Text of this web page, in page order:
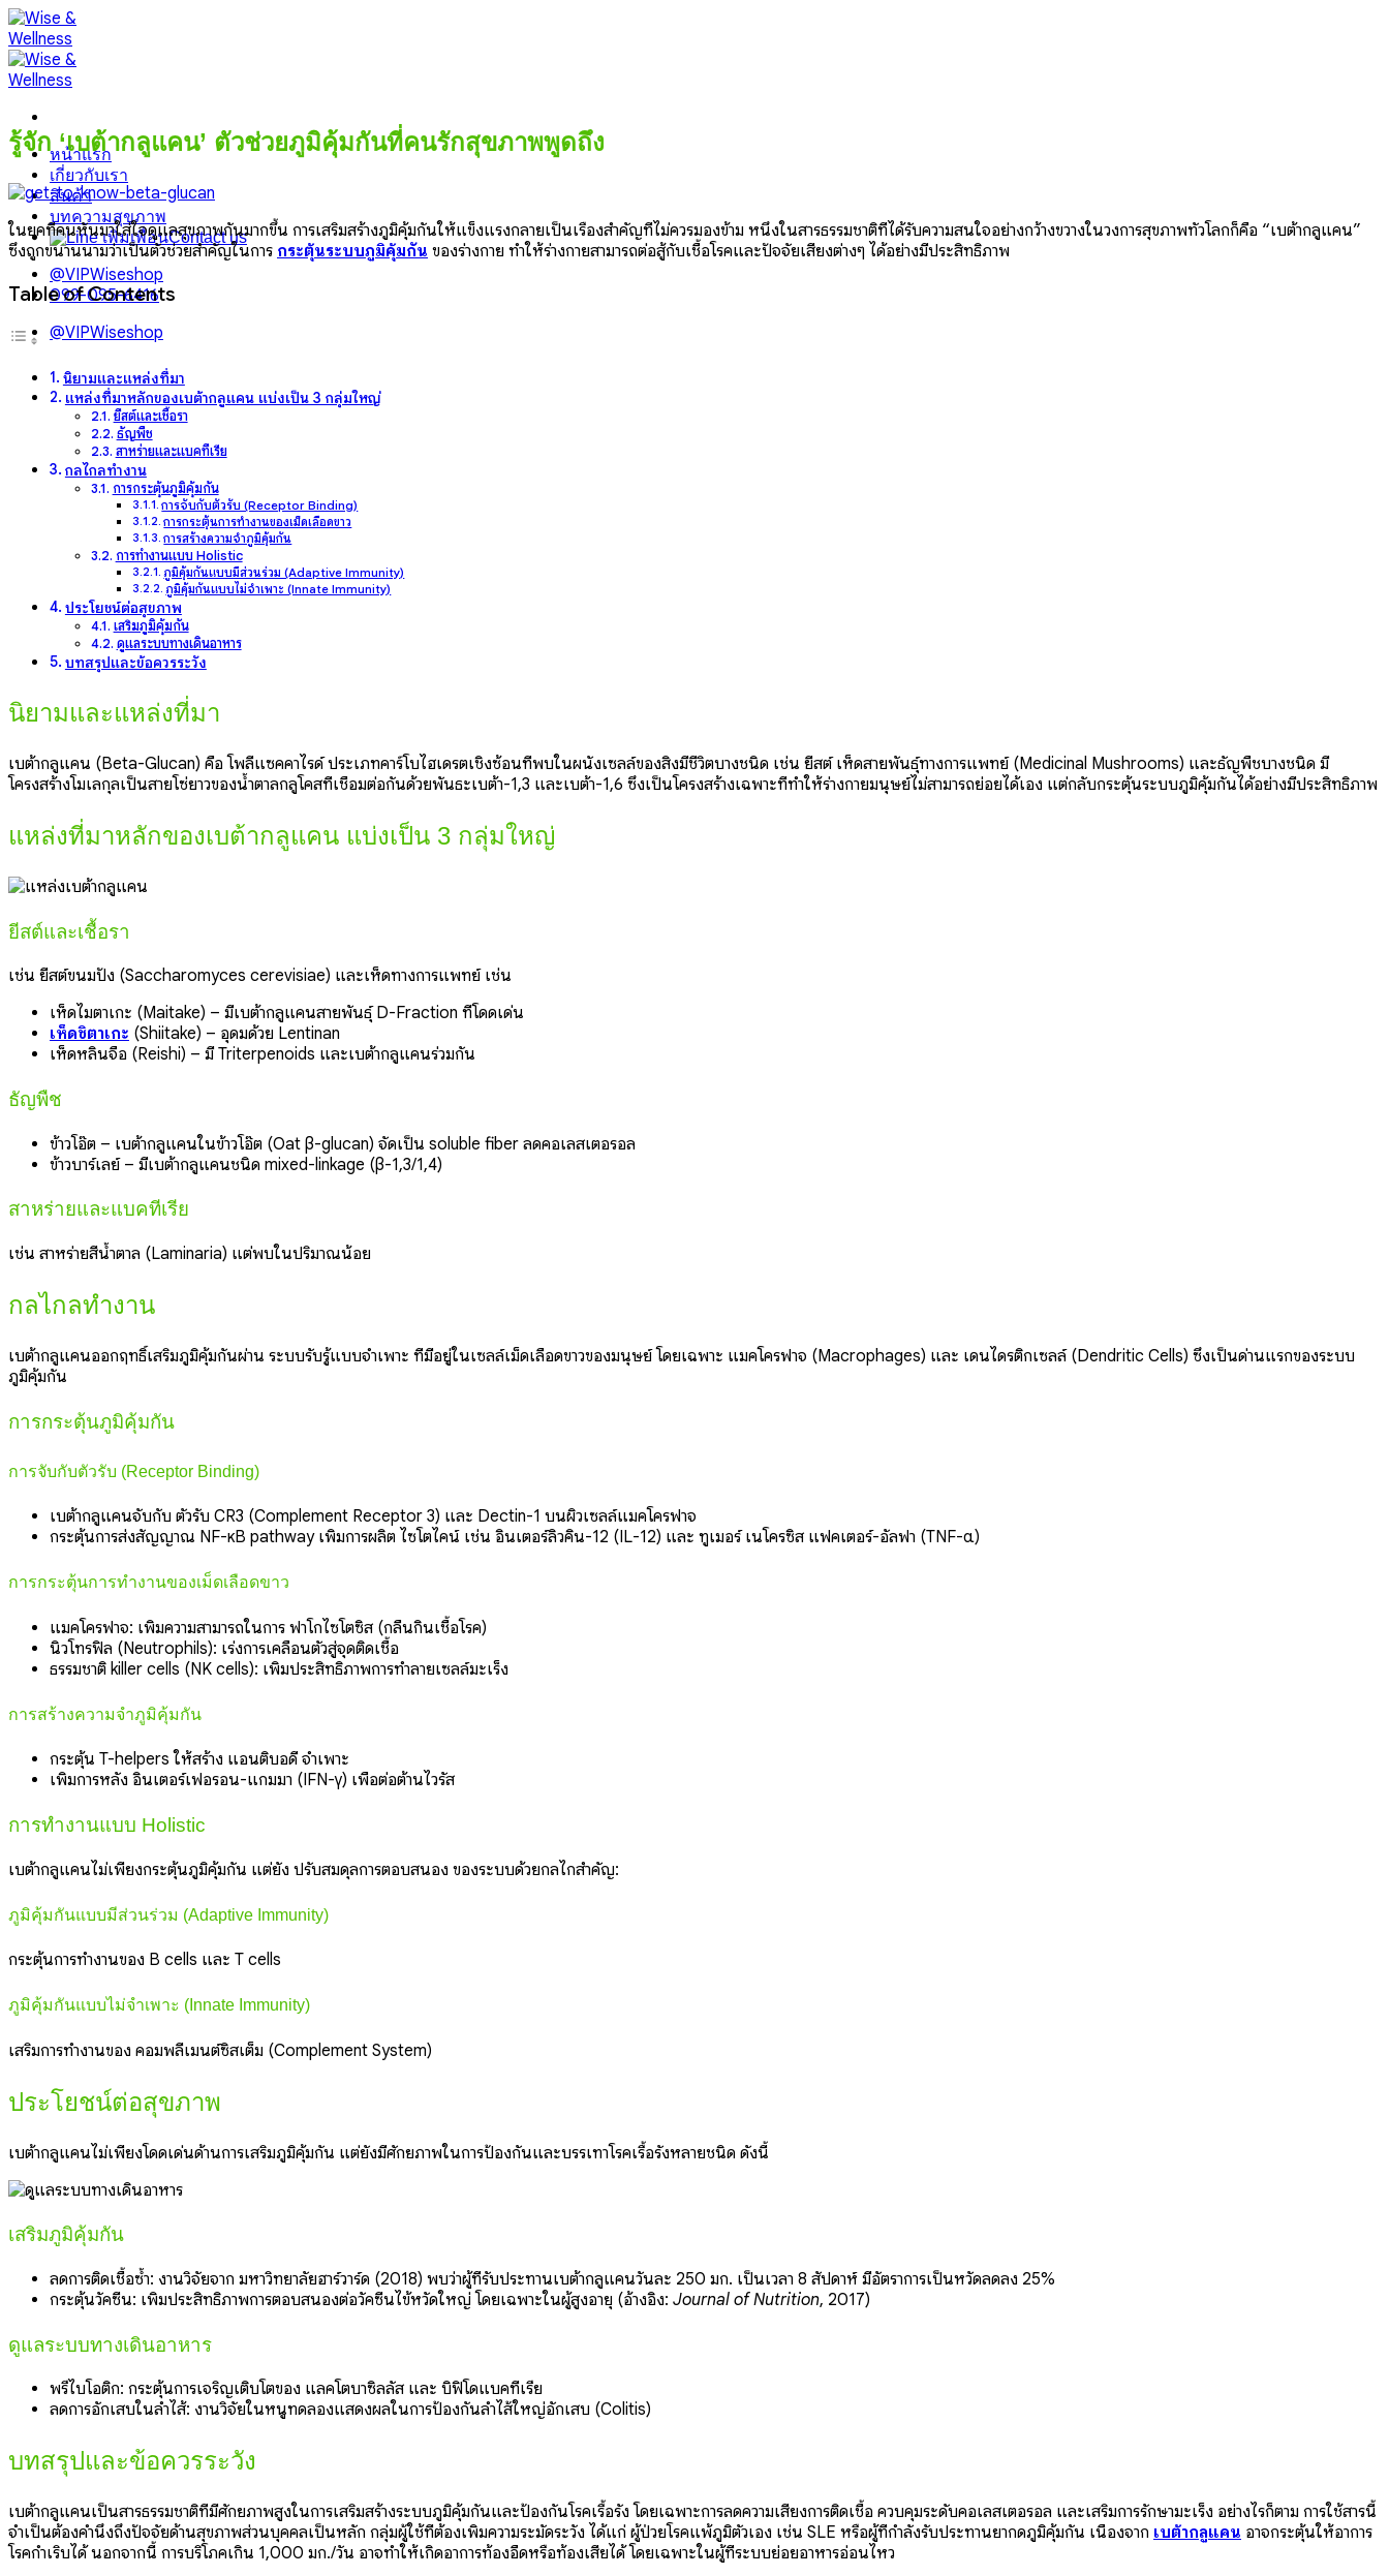
Skip
to
content
หน้าแรก
เกี่ยวกับเรา
สินค้า
บทความสุขภาพ
Contact us
@VIPWiseshop
099-095-6416
@VIPWiseshop
รู้จัก ‘เบต้ากลูแคน’ ตัวช่วยภูมิคุ้มกันที่คนรักสุขภาพพูดถึง
ในยุคที่คนหันมาใส่ใจดูแลสุขภาพกันมากขึ้น การเสริมสร้างภูมิคุ้มกันให้แข็งแรงกลายเป็นเรื่องสำคัญที่ไม่ควรมองข้าม หนึ่งในสารธรรมชาติที่ได้รับความสนใจอย่างกว้างขวางในวงการสุขภาพทั่วโลกก็คือ “เบต้ากลูแคน”
ซึ่งถูกขนานนามว่าเป็นตัวช่วยสำคัญในการ กระตุ้นระบบภูมิคุ้มกัน ของร่างกาย ทำให้ร่างกายสามารถต่อสู้กับเชื้อโรคและปัจจัยเสี่ยงต่างๆ ได้อย่างมีประสิทธิภาพ
Table of Contents
นิยามและแหล่งที่มา
แหล่งที่มาหลักของเบต้ากลูแคน แบ่งเป็น 3 กลุ่มใหญ่
ยีสต์และเชื้อรา
ธัญพืช
สาหร่ายและแบคทีเรีย
กลไกลทำงาน
การกระตุ้นภูมิคุ้มกัน
การจับกับตัวรับ (Receptor Binding)
การกระตุ้นการทำงานของเม็ดเลือดขาว
การสร้างความจำภูมิคุ้มกัน
การทำงานแบบ Holistic
ภูมิคุ้มกันแบบมีส่วนร่วม (Adaptive Immunity)
ภูมิคุ้มกันแบบไม่จำเพาะ (Innate Immunity)
ประโยชน์ต่อสุขภาพ
เสริมภูมิคุ้มกัน
ดูแลระบบทางเดินอาหาร
บทสรุปและข้อควรระวัง
นิยามและแหล่งที่มา
เบต้ากลูแคน (Beta-Glucan) คือ โพลีแซคคาไรด์ ประเภทคาร์โบไฮเดรตเชิงซ้อนที่พบในผนังเซลล์ของสิ่งมีชีวิตบางชนิด เช่น ยีสต์ เห็ดสายพันธุ์ทางการแพทย์ (Medicinal Mushrooms) และธัญพืชบางชนิด มี
โครงสร้างโมเลกุลเป็นสายโซ่ยาวของน้ำตาลกลูโคสที่เชื่อมต่อกันด้วยพันธะเบต้า-1,3 และเบต้า-1,6 ซึ่งเป็นโครงสร้างเฉพาะที่ทำให้ร่างกายมนุษย์ไม่สามารถย่อยได้เอง แต่กลับกระตุ้นระบบภูมิคุ้มกันได้อย่างมีประสิทธิภาพ
แหล่งที่มาหลักของเบต้ากลูแคน แบ่งเป็น 3 กลุ่มใหญ่
ยีสต์และเชื้อรา
เช่น ยีสต์ขนมปัง (Saccharomyces cerevisiae) และเห็ดทางการแพทย์ เช่น
เห็ดไมตาเกะ (Maitake) – มีเบต้ากลูแคนสายพันธุ์ D-Fraction ที่โดดเด่น
เห็ดชิตาเกะ (Shiitake) – อุดมด้วย Lentinan
เห็ดหลินจือ (Reishi) – มี Triterpenoids และเบต้ากลูแคนร่วมกัน
ธัญพืช
ข้าวโอ๊ต – เบต้ากลูแคนในข้าวโอ๊ต (Oat β-glucan) จัดเป็น soluble fiber ลดคอเลสเตอรอล
ข้าวบาร์เลย์ – มีเบต้ากลูแคนชนิด mixed-linkage (β-1,3/1,4)
สาหร่ายและแบคทีเรีย
เช่น สาหร่ายสีน้ำตาล (Laminaria) แต่พบในปริมาณน้อย
กลไกลทำงาน
เบต้ากลูแคนออกฤทธิ์เสริมภูมิคุ้มกันผ่าน ระบบรับรู้แบบจำเพาะ ที่มีอยู่ในเซลล์เม็ดเลือดขาวของมนุษย์ โดยเฉพาะ แมคโครฟาจ (Macrophages) และ เดนไดรติกเซลล์ (Dendritic Cells) ซึ่งเป็นด่านแรกของระบบ
ภูมิคุ้มกัน
การกระตุ้นภูมิคุ้มกัน
การจับกับตัวรับ (Receptor Binding)
เบต้ากลูแคนจับกับ ตัวรับ CR3 (Complement Receptor 3) และ Dectin-1 บนผิวเซลล์แมคโครฟาจ
กระตุ้นการส่งสัญญาณ NF-κB pathway เพิ่มการผลิต ไซโตไคน์ เช่น อินเตอร์ลิวคิน-12 (IL-12) และ ทูเมอร์ เนโครซิส แฟคเตอร์-อัลฟา (TNF-α)
การกระตุ้นการทำงานของเม็ดเลือดขาว
แมคโครฟาจ: เพิ่มความสามารถในการ ฟาโกไซโตซิส (กลืนกินเชื้อโรค)
นิวโทรฟิล (Neutrophils): เร่งการเคลื่อนตัวสู่จุดติดเชื้อ
ธรรมชาติ killer cells (NK cells): เพิ่มประสิทธิภาพการทำลายเซลล์มะเร็ง
การสร้างความจำภูมิคุ้มกัน
กระตุ้น T-helpers ให้สร้าง แอนติบอดี จำเพาะ
เพิ่มการหลั่ง อินเตอร์เฟอรอน-แกมมา (IFN-γ) เพื่อต่อต้านไวรัส
การทำงานแบบ Holistic
เบต้ากลูแคนไม่เพียงกระตุ้นภูมิคุ้มกัน แต่ยัง ปรับสมดุลการตอบสนอง ของระบบด้วยกลไกสำคัญ:
ภูมิคุ้มกันแบบมีส่วนร่วม (Adaptive Immunity)
กระตุ้นการทำงานของ B cells และ T cells
ภูมิคุ้มกันแบบไม่จำเพาะ (Innate Immunity)
เสริมการทำงานของ คอมพลีเมนต์ซิสเต็ม (Complement System)
ประโยชน์ต่อสุขภาพ
เบต้ากลูแคนไม่เพียงโดดเด่นด้านการเสริมภูมิคุ้มกัน แต่ยังมีศักยภาพในการป้องกันและบรรเทาโรคเรื้อรังหลายชนิด ดังนี้
เสริมภูมิคุ้มกัน
ลดการติดเชื้อซ้ำ: งานวิจัยจาก มหาวิทยาลัยฮาร์วาร์ด (2018) พบว่าผู้ที่รับประทานเบต้ากลูแคนวันละ 250 มก. เป็นเวลา 8 สัปดาห์ มีอัตราการเป็นหวัดลดลง 25%
กระตุ้นวัคซีน: เพิ่มประสิทธิภาพการตอบสนองต่อวัคซีนไข้หวัดใหญ่ โดยเฉพาะในผู้สูงอายุ (อ้างอิง: Journal of Nutrition, 2017)
ดูแลระบบทางเดินอาหาร
พรีไบโอติก: กระตุ้นการเจริญเติบโตของ แลคโตบาซิลลัส และ บิฟิโดแบคทีเรีย
ลดการอักเสบในลำไส้: งานวิจัยในหนูทดลองแสดงผลในการป้องกันลำไส้ใหญ่อักเสบ (Colitis)
บทสรุปและข้อควรระวัง
เบต้ากลูแคนเป็นสารธรรมชาติที่มีศักยภาพสูงในการเสริมสร้างระบบภูมิคุ้มกันและป้องกันโรคเรื้อรัง โดยเฉพาะการลดความเสี่ยงการติดเชื้อ ควบคุมระดับคอเลสเตอรอล และเสริมการรักษามะเร็ง อย่างไรก็ตาม การใช้สารนี้
จำเป็นต้องคำนึงถึงปัจจัยด้านสุขภาพส่วนบุคคลเป็นหลัก กลุ่มผู้ใช้ที่ต้องเพิ่มความระมัดระวัง ได้แก่ ผู้ป่วยโรคแพ้ภูมิตัวเอง เช่น SLE หรือผู้ที่กำลังรับประทานยากดภูมิคุ้มกัน เนื่องจาก เบต้ากลูแคน อาจกระตุ้นให้อาการ
โรคกำเริบได้ นอกจากนี้ การบริโภคเกิน 1,000 มก./วัน อาจทำให้เกิดอาการท้องอืดหรือท้องเสียได้ โดยเฉพาะในผู้ที่ระบบย่อยอาหารอ่อนไหว